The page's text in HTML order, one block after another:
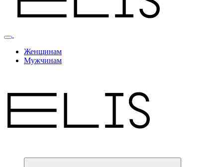
Женщинам
Мужчинам